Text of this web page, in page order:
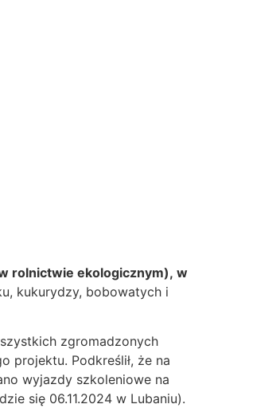
rolnictwie ekologicznym), w
kukurydzy, bobowatych i
zgromadzonych
projektu. Podkreślił, że na
wyjazdy szkoleniowe na
się 06.11.2024 w Lubaniu).